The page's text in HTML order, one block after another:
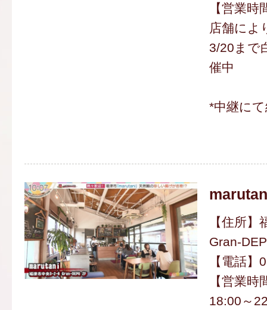
【営業
店舗によ
3/20まで
催中
*中継に
【住所
Gran-
【電話
【営業
18:00～